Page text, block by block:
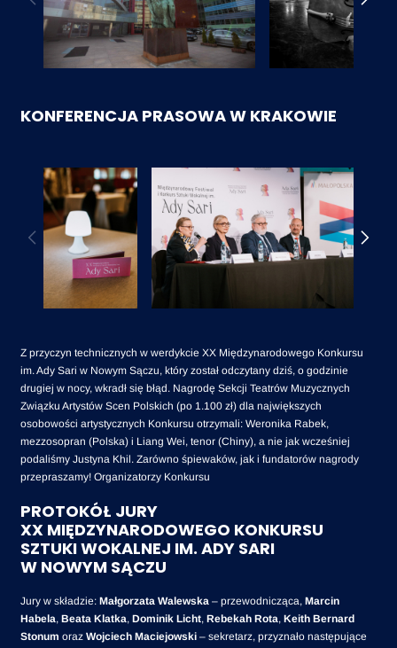
KONFERENCJA PRASOWA W KRAKOWIE
Z przyczyn technicznych w werdykcie XX Międzynarodowego Konkursu
im. Ady Sari w Nowym Sączu, który został odczytany dziś, o godzinie
drugiej w nocy, wkradł się błąd. Nagrodę Sekcji Teatrów Muzycznych
Związku Artystów Scen Polskich (po 1.100 zł) dla największych
osobowości artystycznych Konkursu otrzymali: Weronika Rabek,
mezzosopran (Polska) i Liang Wei, tenor (Chiny), a nie jak wcześniej
podaliśmy Justyna Khil. Zarówno śpiewaków, jak i fundatorów nagrody
przepraszamy! Organizatorzy Konkursu
PROTOKÓŁ JURY
XX MIĘDZYNARODOWEGO KONKURSU
SZTUKI WOKALNEJ IM. ADY SARI
W NOWYM SĄCZU
Jury w składzie: Małgorzata Walewska – przewodnicząca, Marcin
Habela, Beata Klatka, Dominik Licht, Rebekah Rota, Keith Bernard
Stonum oraz Wojciech Maciejowski – sekretarz, przyznało następujące